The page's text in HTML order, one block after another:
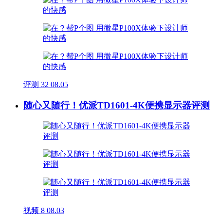
评测 32 08.05
随心又随行！优派TD1601-4K便携显示器评测
视频 8 08.03